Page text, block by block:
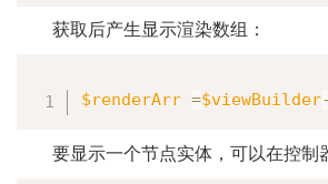
获取后产生显示渲染数组：
$renderArr =$viewBuilder
要显示一个节点实体，可以在控制